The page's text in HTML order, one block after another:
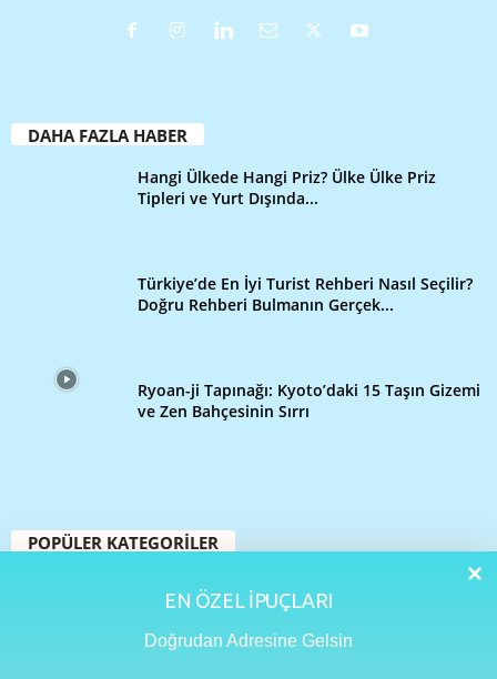
EN ÖZEL İPUÇLARI
Doğrudan Adresine Gelsin
DAHA FAZLA HABER
Hangi Ülkede Hangi Priz? Ülke Ülke Priz
Tipleri ve Yurt Dışında...
Türkiye’de En İyi Turist Rehberi Nasıl Seçilir?
Doğru Rehberi Bulmanın Gerçek...
Ryoan-ji Tapınağı: Kyoto’daki 15 Taşın Gizemi
ve Zen Bahçesinin Sırrı
POPÜLER KATEGORİLER
109